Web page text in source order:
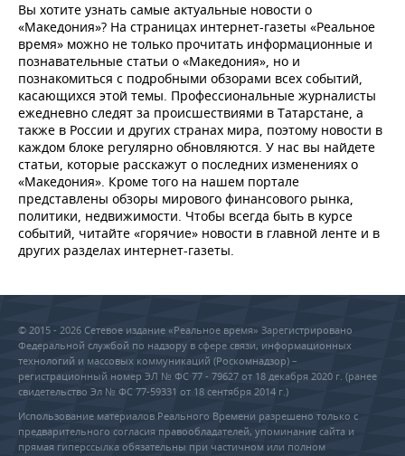
Вы хотите узнать самые актуальные новости о
«Македония»? На страницах интернет-газеты «Реальное
время» можно не только прочитать информационные и
познавательные статьи о «Македония», но и
познакомиться с подробными обзорами всех событий,
касающихся этой темы. Профессиональные журналисты
ежедневно следят за происшествиями в Татарстане, а
также в России и других странах мира, поэтому новости в
каждом блоке регулярно обновляются. У нас вы найдете
статьи, которые расскажут о последних изменениях о
«Македония». Кроме того на нашем портале
представлены обзоры мирового финансового рынка,
политики, недвижимости. Чтобы всегда быть в курсе
событий, читайте «горячие» новости в главной ленте и в
других разделах интернет-газеты.
© 2015 - 2026 Сетевое издание «Реальное время» Зарегистрировано
Федеральной службой по надзору в сфере связи, информационных
технологий и массовых коммуникаций (Роскомнадзор) –
регистрационный номер ЭЛ № ФС 77 - 79627 от 18 декабря 2020 г. (ранее
свидетельство Эл № ФС 77-59331 от 18 сентября 2014 г.)
Использование материалов Реального Времени разрешено только с
предварительного согласия правообладателей, упоминание сайта и
прямая гиперссылка обязательны при частичном или полном